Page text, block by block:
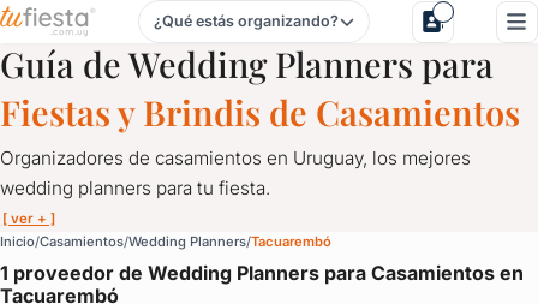
Wedding Planners para Casamientos en Tacuarembó
¿Qué estás organizando?
Guía de Wedding Planners para
Fiestas y Brindis de Casamientos
Organizadores de casamientos en Uruguay, los mejores
wedding planners para tu fiesta.
[ ver + ]
Inicio Casamientos Wedding Planners Tacuarembó
1 proveedor de Wedding Planners para Casamientos en
Tacuarembó
Wedding Planners para Casamientos en Tacuarembó
Organizadores de casamientos en Uruguay, los mejores